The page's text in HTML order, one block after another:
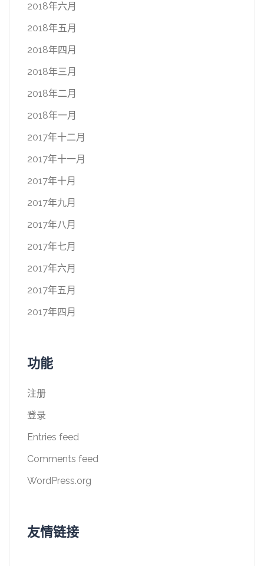
2018年六月
2018年五月
2018年四月
2018年三月
2018年二月
2018年一月
2017年十二月
2017年十一月
2017年十月
2017年九月
2017年八月
2017年七月
2017年六月
2017年五月
2017年四月
功能
注册
登录
Entries feed
Comments feed
WordPress.org
友情链接